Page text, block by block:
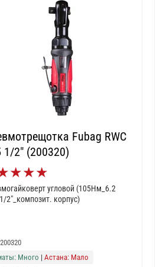
Fubag RWC
1/2" (200320)
★★★
угловой (105Нм_6.2
2"_композит. корпус)
Много |Астана: Мало